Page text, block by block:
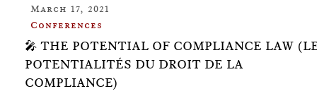
March 17, 2021
Conferences
🎤 THE POTENTIAL OF COMPLIANCE LAW
POTENTIALITÉS DU DROIT DE LA
COMPLIANCE)